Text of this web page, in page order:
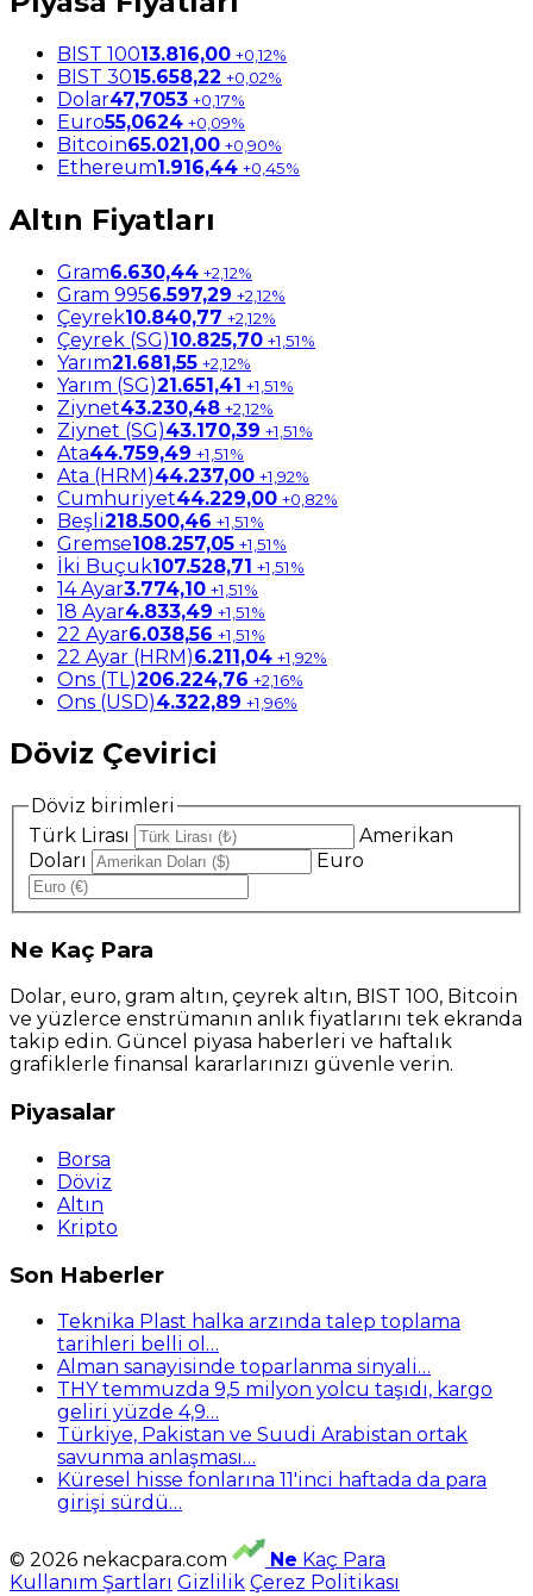
BIST 10013.816,00 +0,12%
BIST 3015.658,22 +0,02%
Dolar47,7053 +0,17%
Euro55,0624 +0,09%
Bitcoin65.021,00 +0,90%
Ethereum1.916,44 +0,45%
Altın Fiyatları
Gram6.630,44 +2,12%
Gram 9956.597,29 +2,12%
Çeyrek10.840,77 +2,12%
Çeyrek (SG)10.825,70 +1,51%
Yarım21.681,55 +2,12%
Yarım (SG)21.651,41 +1,51%
Ziynet43.230,48 +2,12%
Ziynet (SG)43.170,39 +1,51%
Ata44.759,49 +1,51%
Ata (HRM)44.237,00 +1,92%
Cumhuriyet44.229,00 +0,82%
Beşli218.500,46 +1,51%
Gremse108.257,05 +1,51%
İki Buçuk107.528,71 +1,51%
14 Ayar3.774,10 +1,51%
18 Ayar4.833,49 +1,51%
22 Ayar6.038,56 +1,51%
22 Ayar (HRM)6.211,04 +1,92%
Ons (TL)206.224,76 +2,16%
Ons (USD)4.322,89 +1,96%
Döviz Çevirici
Döviz birimleri
Türk Lirası
Amerikan
Doları
Euro
Ne Kaç Para
Dolar, euro, gram altın, çeyrek altın, BIST 100, Bitcoin
ve yüzlerce enstrümanın anlık fiyatlarını tek ekranda
takip edin. Güncel piyasa haberleri ve haftalık
grafiklerle finansal kararlarınızı güvenle verin.
Piyasalar
Borsa
Döviz
Altın
Kripto
Son Haberler
Teknika Plast halka arzında talep toplama
tarihleri belli ol…
Alman sanayisinde toparlanma sinyali…
THY temmuzda 9,5 milyon yolcu taşıdı, kargo
geliri yüzde 4,9…
Türkiye, Pakistan ve Suudi Arabistan ortak
savunma anlaşması…
Küresel hisse fonlarına 11'inci haftada da para
girişi sürdü…
© 2026 nekacpara.com Ne Kaç Para
Kullanım Şartları Gizlilik Çerez Politikası